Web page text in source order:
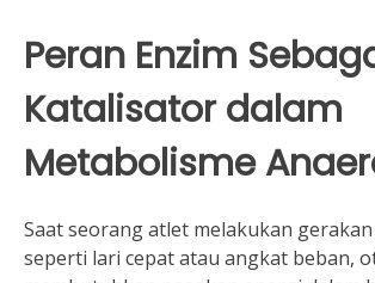
Peran Enzim
Katalisator dalam
Metabolisme
Saat seorang atlet melakukan
seperti lari cepat atau angkat beban,